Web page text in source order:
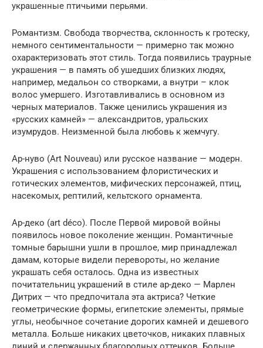
украшенные птичьими перьями.
Романтизм. Свобода творчества, склонность к гротеску,
немного сентиментальности — примерно так можно
охарактеризовать этот стиль. Тогда появились траурные
украшения — в память об ушедших близких людях,
например, медальон со створками, а внутри – клок
волос умершего. Изготавливались в основном из
черных материалов. Также ценились украшения из
«русских камней» — александритов, уральских
изумрудов. Неизменной была любовь к жемчугу.
Ар-нуво (Art Nouveau) или русское название — модерн.
Украшения с использованием флористических и
готических элементов, мифических персонажей, птиц,
насекомых, рептилий, кельтского орнамента.
Ар-деко (art déco). После Первой мировой войны
появилось новое поколение женщин. Романтичные
томные барышни ушли в прошлое, мир принадлежал
дамам, которые видели перевороты, но желание
украшать себя осталось. Одна из известных
почитательниц украшений в стиле ар-деко — Марлен
Дитрих — что предпочитала эта актриса? Четкие
геометрические формы, египетские элементы, прямые
углы, необычное сочетание дорогих камней и дешевого
металла. Больше никаких цветочков, никаких плавных